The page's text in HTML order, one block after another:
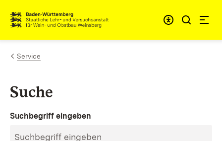
Zum Inhalt springen
Link zur Startseite
Service
Suche
Suchbegriff eingeben